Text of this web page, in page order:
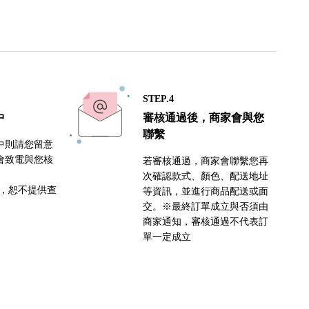
則請您留意
致電與您核
恕不提供查
STEP.4
審核通過後，商家會與您
聯繫
若審核通過，商家會聯繫您再
次確認款式、顏色、配送地址
等資訊，並進行商品配送或面
交。※最終訂單成立與否須由
商家通知，審核通過不代表訂
單一定成立